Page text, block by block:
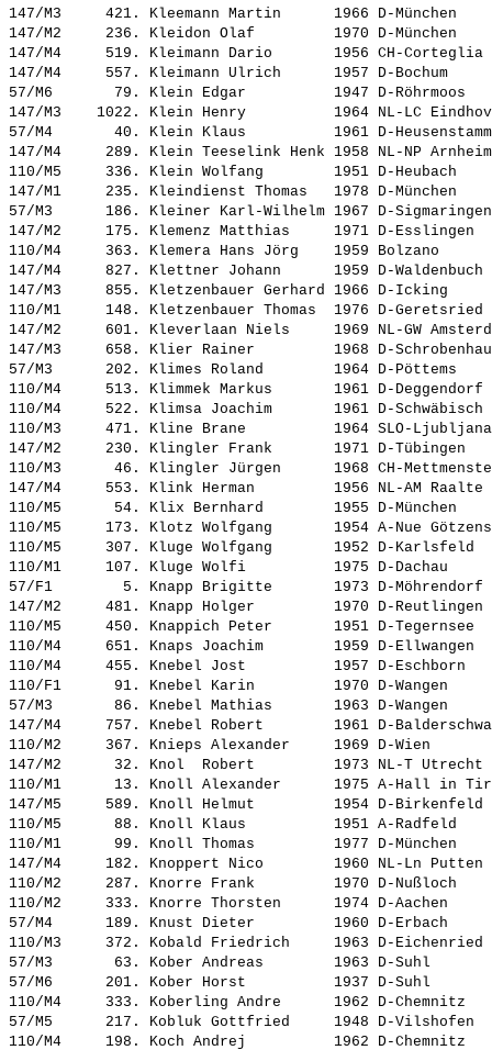
147/M3     421. Kleemann Martin
1966 D-
147/M2     236. Kleidon Olaf
1970 D-
147/M4     519. Kleimann Dario
1956 CH-
147/M4     557. Kleimann Ulrich
1957 D-
57/M6       79. Klein Edgar
1947 D-
147/M3    1022. Klein Henry
1964 NL-LC
57/M4       40. Klein Klaus
1961 D-
147/M4     289. Klein Teeselink Henk 1958 NL-NP
110/M5     336. Klein Wolfang
1951 D-
147/M1     235. Kleindienst Thomas
1978 D-
57/M3      186. Kleiner Karl-Wilhelm 1967 D-
147/M2     175. Klemenz Matthias
1971 D-
110/M4     363. Klemera Hans Jörg
1959 Bolzano
147/M4     827. Klettner Johann
1959 D-
147/M3     855. Kletzenbauer Gerhard 1966 D-Icking
110/M1     148. Kletzenbauer Thomas
1976 D-
147/M2     601. Kleverlaan Niels
1969 NL-GW
147/M3     658. Klier Rainer
1968 D-
57/M3      202. Klimes Roland
1964 D-
110/M4     513. Klimmek Markus
1961 D-
110/M4     522. Klimsa Joachim
1961 D-
110/M3     471. Kline Brane
1964 SLO-
147/M2     230. Klingler Frank
1971 D-
110/M3      46. Klingler Jürgen
1968 CH-
147/M4     553. Klink Herman
1956 NL-AM
110/M5      54. Klix Bernhard
1955 D-
110/M5     173. Klotz Wolfgang
1954 A-Nue
110/M5     307. Kluge Wolfgang
1952 D-
110/M1     107. Kluge Wolfi
1975 D-
57/F1        5. Knapp Brigitte
1973 D-
147/M2     481. Knapp Holger
1970 D-
110/M5     450. Knappich Peter
1951 D-
110/M4     651. Knaps Joachim
1959 D-
110/M4     455. Knebel Jost
1957 D-
110/F1      91. Knebel Karin
1970 D-Wangen
57/M3       86. Knebel Mathias
1963 D-Wangen
147/M4     757. Knebel Robert
1961 D-
110/M2     367. Knieps Alexander
1969 D-Wien
147/M2      32. Knol  Robert
1973 NL-T
110/M1      13. Knoll Alexander
1975 A-Hall in
147/M5     589. Knoll Helmut
1954 D-
110/M5      88. Knoll Klaus
1951 A-
110/M1      99. Knoll Thomas
1977 D-
147/M4     182. Knoppert Nico
1960 NL-Ln
110/M2     287. Knorre Frank
1970 D-
110/M2     333. Knorre Thorsten
1974 D-
57/M4      189. Knust Dieter
1960 D-
110/M3     372. Kobald Friedrich
1963 D-
57/M3       63. Kober Andreas
1963 D-Suhl
57/M6      201. Kober Horst
1937 D-Suhl
110/M4     333. Koberling Andre
1962 D-
57/M5      217. Kobluk Gottfried
1948 D-
110/M4     198. Koch Andrej 1962 D-